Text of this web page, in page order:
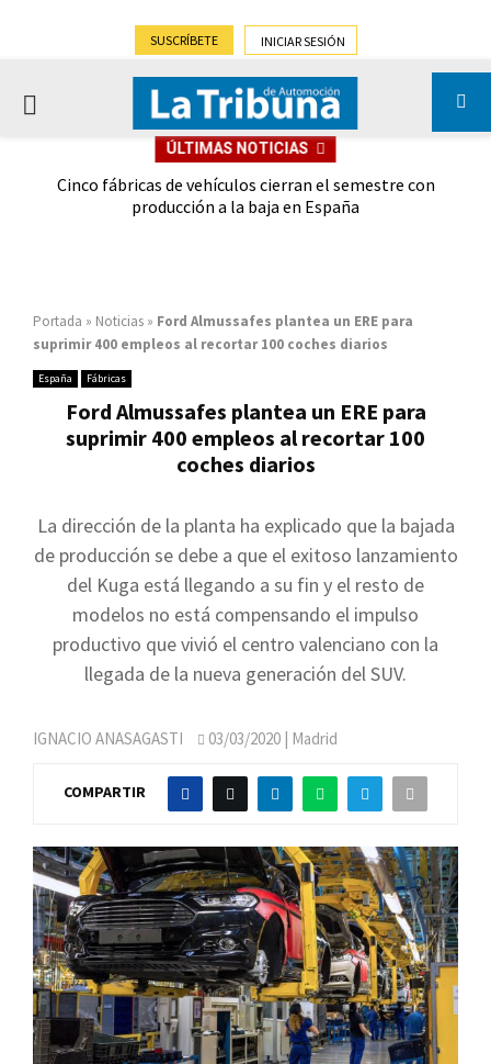
SUSCRÍBETE INICIAR SESIÓN
PRIMARY
ÚLTIMAS NOTICIAS
Cinco fábricas de vehículos cierran el semestre con
producción a la baja en España
Portada » Noticias » Ford Almussafes plantea un ERE para
suprimir 400 empleos al recortar 100 coches diarios
España Fábricas
Ford Almussafes plantea un ERE para
suprimir 400 empleos al recortar 100
coches diarios
La dirección de la planta ha explicado que la bajada
de producción se debe a que el exitoso lanzamiento
del Kuga está llegando a su fin y el resto de
modelos no está compensando el impulso
productivo que vivió el centro valenciano con la
llegada de la nueva generación del SUV.
IGNACIO ANASAGASTI 03/03/2020 | Madrid
COMPARTIR